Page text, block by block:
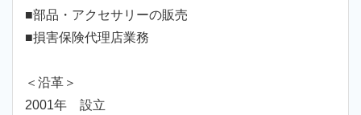
■部品・アクセサリーの販売
■損害保険代理店業務
＜沿革＞
2001年 設立